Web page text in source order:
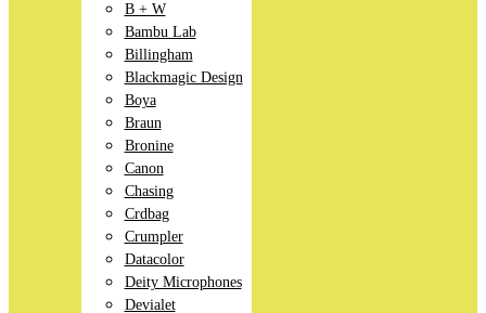
B + W
Bambu Lab
Billingham
Blackmagic Design
Boya
Braun
Bronine
Canon
Chasing
Crdbag
Crumpler
Datacolor
Deity Microphones
Devialet